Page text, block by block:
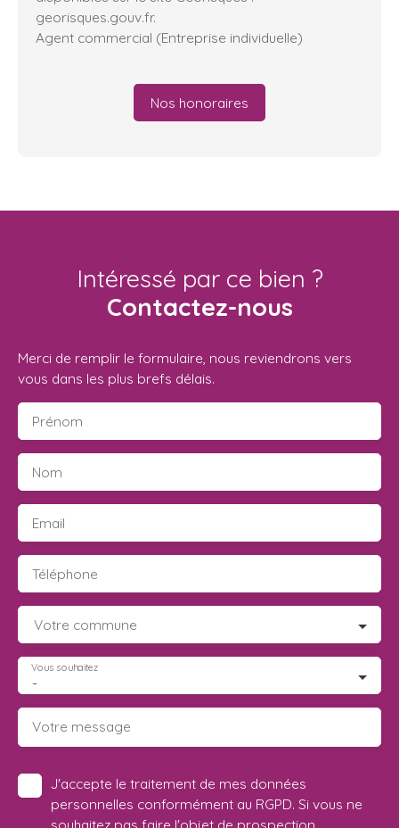
georisques.gouv.fr.
Agent commercial (Entreprise individuelle)
Nos honoraires
Intéressé par ce bien ?
Contactez-nous
Merci de remplir le formulaire, nous reviendrons vers
vous dans les plus brefs délais.
Prénom
Nom
Email
Téléphone
Votre commune
-
Vous souhaitez
Votre message
J'accepte le traitement de mes données
personnelles conformément au RGPD. Si vous ne